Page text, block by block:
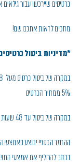
כרטיסים שיירכשו עבור גילאים
מחכים לראות אתכם שם!
*מדיניות ביטול
5% ממחיר הכרטיס
במקרה של ביטול עד 48 שעות יחויב בעל הכרטיס בחיוב מלא.
ההחזר הכספי יבוצע
בכתב להחליף את אמצעי